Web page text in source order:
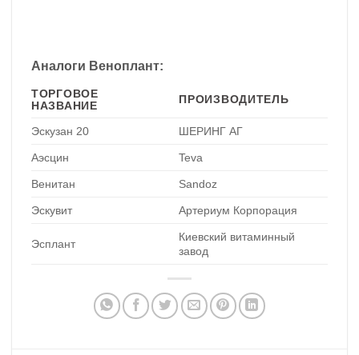
Аналоги Веноплант:
ТОРГОВОЕ
НАЗВАНИЕ
ПРОИЗВОДИТЕЛЬ
Эскузан 20 ШЕРИНГ АГ
Аэсцин Teva
Венитан Sandoz
Эскувит Артериум Корпорация
Эсплант
Киевский витаминный
завод